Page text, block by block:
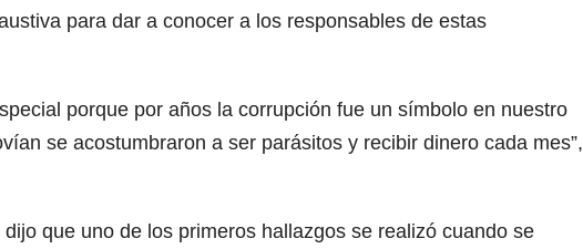
para dar a conocer a los responsables de estas
porque por años la corrupción fue un símbolo en nuestro
se acostumbraron a ser parásitos y recibir dinero cada mes”,
que uno de los primeros hallazgos se realizó cuando se